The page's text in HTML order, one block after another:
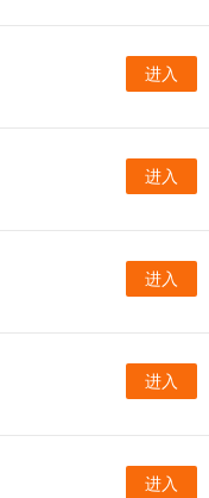
进入
进入
进入
进入
进入